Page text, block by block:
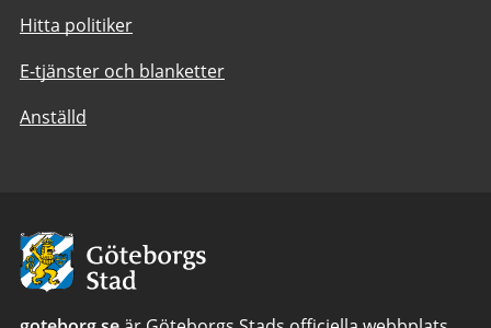
Hitta politiker
E-tjänster och blanketter
Anställd
Avsändare:
Göteborgs
Stad